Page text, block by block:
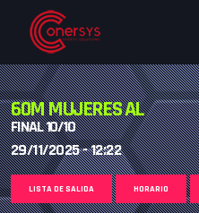
60M MUJERES AL
FINAL 10/10
29/11/2025 - 12:22
LISTA DE SALIDA HORARIO